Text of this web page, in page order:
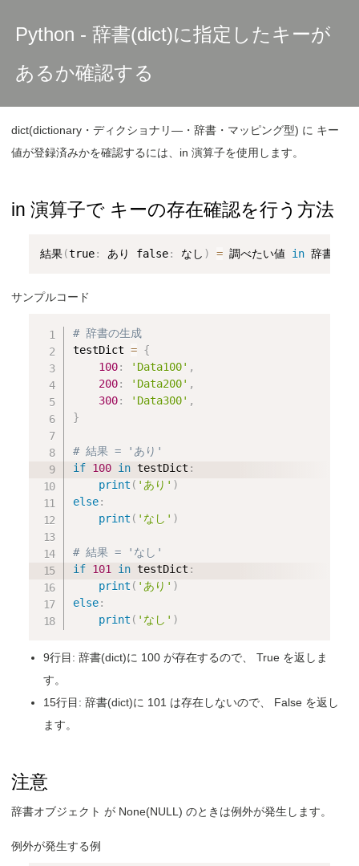
Python - 辞書(dict)に指定したキーが
あるか確認する
dict(dictionary・ディクショナリ―・辞書・マッピング型) に キー
値が登録済みかを確認するには、in 演算子を使用します。
in 演算子で キーの存在確認を行う方法
結果(true: あり false: なし ) = 調べたい値 in
サンプルコード
# 辞書の生成
testDict = {
100: 'Data100' ,
200: 'Data200' ,
300: 'Data300' ,
}
# 結果 = 'あり'
if 100 in testDict :
print ( 'あり' )
else:
print ( 'なし' )
# 結果 = 'なし'
if 101 in testDict :
print ( 'あり' )
else:
print ( 'なし' )
9行目: 辞書(dict)に 100 が存在するので、 True を返しま
す。
15行目: 辞書(dict)に 101 は存在しないので、 False を返し
ます。
注意
辞書オブジェクト が None(NULL) のときは例外が発生します。
例外が発生する例